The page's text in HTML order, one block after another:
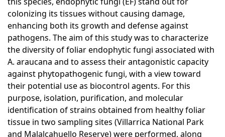
colonizing its tissues without causing damage,
enhancing both its growth and defense against
pathogens. The aim of this study was to characterize
the diversity of foliar endophytic fungi associated with
A. araucana and to assess their antagonistic capacity
against phytopathogenic fungi, with a view toward
their potential use as biocontrol agents. For this
purpose, isolation, purification, and molecular
identification of strains obtained from healthy foliar
tissue in two sampling sites (Villarrica National Park
and Malalcahuello Reserve) were performed, along